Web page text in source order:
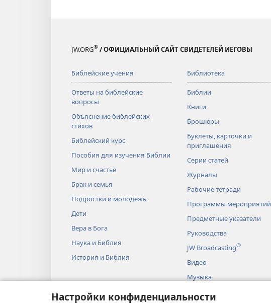
Настройки конфиденциальности
JW.ORG® / ОФИЦИАЛЬНЫЙ САЙТ СВИДЕТЕЛЕЙ ИЕГОВЫ
Библейские учения
Ответы на библейские
вопросы
Объяснение библейских
стихов
Библейский курс
Пособия для изучения Библии
Мир и счастье
Брак и семья
Подростки и молодёжь
Дети
Вера в Бога
Наука и Библия
История и Библия
Библиотека
Библии
Книги
Брошюры
Буклеты, карточки и
приглашения
Серии статей
Журналы
Рабочие тетради
Программы мероприятий
Предметные указатели
Руководства
JW Broadcasting®
Видео
Музыка